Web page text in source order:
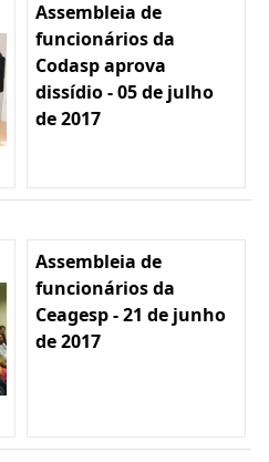
Assembleia de
funcionários da
Codasp aprova
dissídio - 05 de julho
de 2017
Assembleia de
funcionários da
Ceagesp - 21 de junho
de 2017